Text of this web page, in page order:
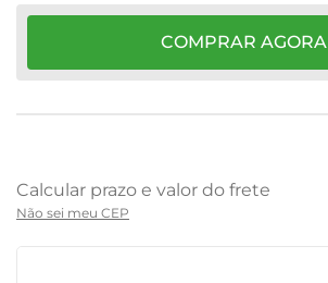
COMPRAR AGORA
Não sei meu CEP